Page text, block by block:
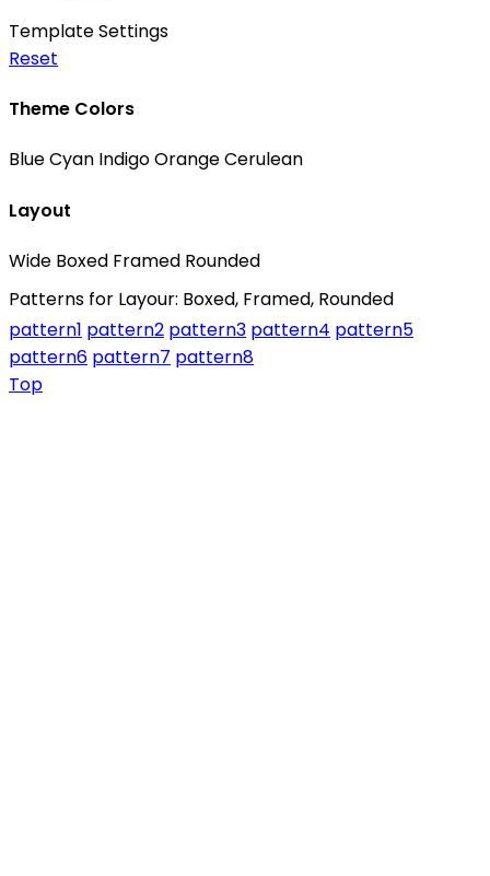
Template Settings
Reset
Theme Colors
BlueCyan IndigoOrangeCerulean
Layout
Wide Boxed Framed Rounded
Patterns for Layour: Boxed, Framed, Rounded
pattern1 pattern2 pattern3 pattern4 pattern5
pattern6 pattern7 pattern8
Top